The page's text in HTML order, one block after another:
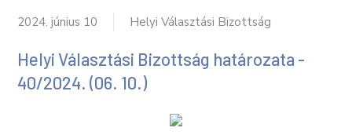
2024. június 10 Helyi Választási Bizottság
Helyi Választási Bizottság határozata -
40/2024. (06. 10.)